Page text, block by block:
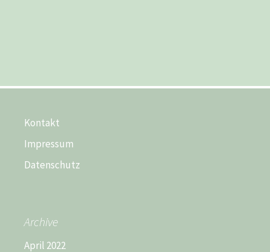
Kontakt
Impressum
Datenschutz
Archive
April 2022